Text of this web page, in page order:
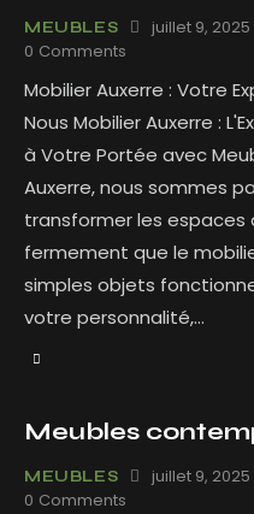
MEUBLES juillet 9, 2025
0 Comments
Mobilier Auxerre : Votre
Nous Mobilier Auxerre :
à Votre Portée avec
Auxerre, nous sommes
transformer les espaces
fermement que le
simples objets
votre personnalité,…
Meubles
MEUBLES juillet 9, 2025
0 Comments